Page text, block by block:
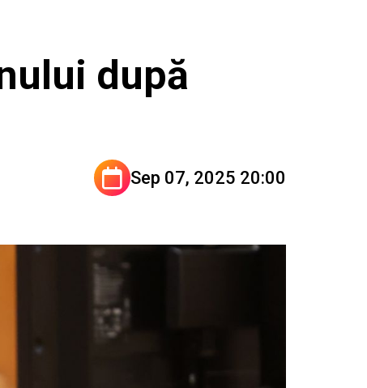
după
Sep 07, 2025 20:00